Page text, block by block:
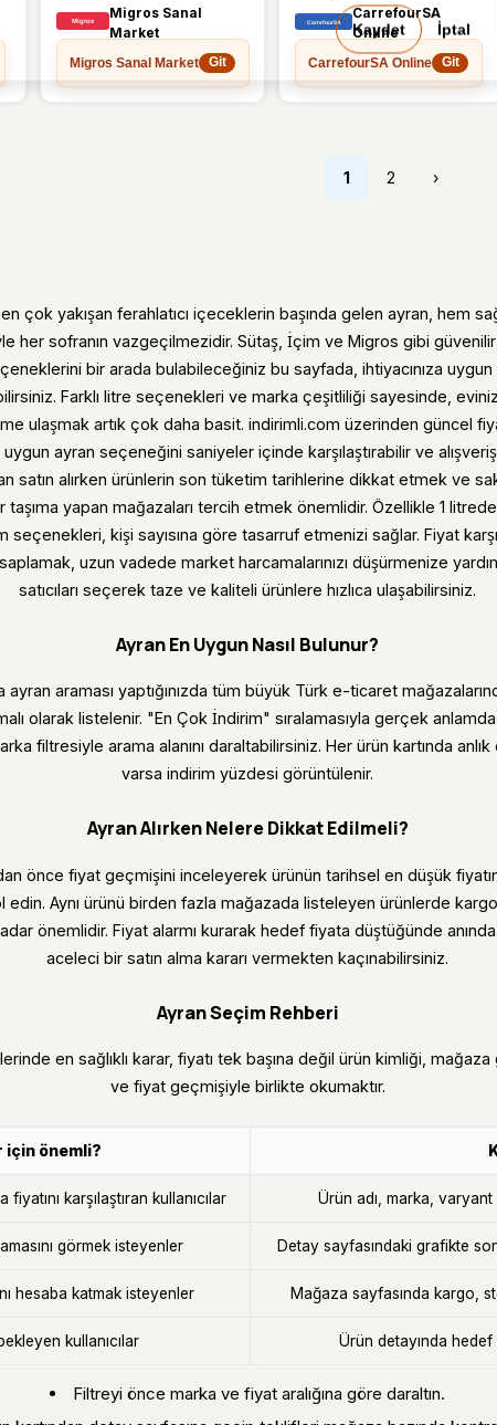
Migros Sanal
Market
Migros Sanal Market
Git
CarrefourSA
Online
CarrefourSA Online
Git
1 2 ›
çok yakışan ferahlatıcı içeceklerin başında gelen ayran, hem
her sofranın vazgeçilmezidir. Sütaş, İçim ve Migros gibi güvenilir
bir arada bulabileceğiniz bu sayfada, ihtiyacınıza
Farklı litre seçenekleri ve marka çeşitliliği sayesinde,
ulaşmak artık çok daha basit. indirimli.com üzerinden güncel
ayran seçeneğini saniyeler içinde karşılaştırabilir ve
satın alırken ürünlerin son tüketim tarihlerine dikkat etmek ve
taşıma yapan mağazaları tercih etmek önemlidir. Özellikle 1
seçenekleri, kişi sayısına göre tasarruf etmenizi sağlar. Fiyat
uzun vadede market harcamalarınızı düşürmenize
satıcıları seçerek taze ve kaliteli ürünlere hızlıca ulaşabilirsiniz.
Ayran En Uygun Nasıl Bulunur?
araması yaptığınızda tüm büyük Türk e-ticaret
olarak listelenir. "En Çok İndirim" sıralamasıyla gerçek
filtresiyle arama alanını daraltabilirsiniz. Her ürün kartında
varsa indirim yüzdesi görüntülenir.
Ayran Alırken Nelere Dikkat Edilmeli?
önce fiyat geçmişini inceleyerek ürünün tarihsel en düşük
edin. Aynı ürünü birden fazla mağazada listeleyen ürünlerde kargo
önemlidir. Fiyat alarmı kurarak hedef fiyata düştüğünde
aceleci bir satın alma kararı vermekten kaçınabilirsiniz.
Ayran Seçim Rehberi
en sağlıklı karar, fiyatı tek başına değil ürün kimliği,
ve fiyat geçmişiyle birlikte okumaktır.
için önemli?
karşılaştıran kullanıcılar Ürün adı, marka,
görmek isteyenler Detay sayfasındaki grafikte
hesaba katmak isteyenler Mağaza sayfasında kargo,
kullanıcılar Ürün detayında
Filtreyi önce marka ve fiyat aralığına göre daraltın.
Kaydet İptal